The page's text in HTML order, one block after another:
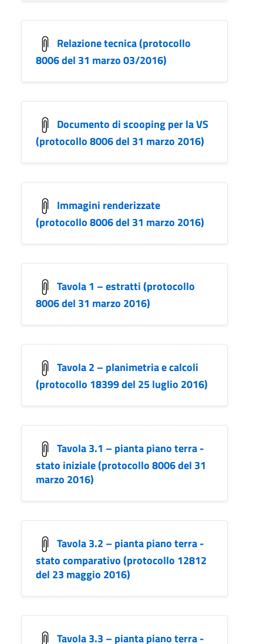
Relazione tecnica (protocollo
8006 del 31 marzo 03/2016)
Documento di scooping per la VS
(protocollo 8006 del 31 marzo 2016)
Immagini renderizzate
(protocollo 8006 del 31 marzo 2016)
Tavola 1 – estratti (protocollo
8006 del 31 marzo 2016)
Tavola 2 – planimetria e calcoli
(protocollo 18399 del 25 luglio 2016)
Tavola 3.1 – pianta piano terra -
stato iniziale (protocollo 8006 del 31
marzo 2016)
Tavola 3.2 – pianta piano terra -
stato comparativo (protocollo 12812
del 23 maggio 2016)
Tavola 3.3 – pianta piano terra -